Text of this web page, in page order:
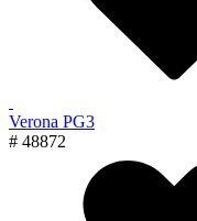
Verona PG3
# 48872